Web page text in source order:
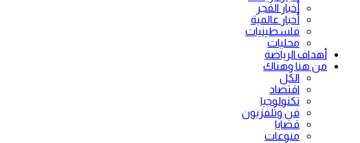
أخبار الفجر
أخبار عالمية
فلسطينيات
محليات
أهداف الرياضة
من هنا وهناك
الكل
اقتصاد
تكنولوجيا
فن وتلفزيون
قضايا
منوعات